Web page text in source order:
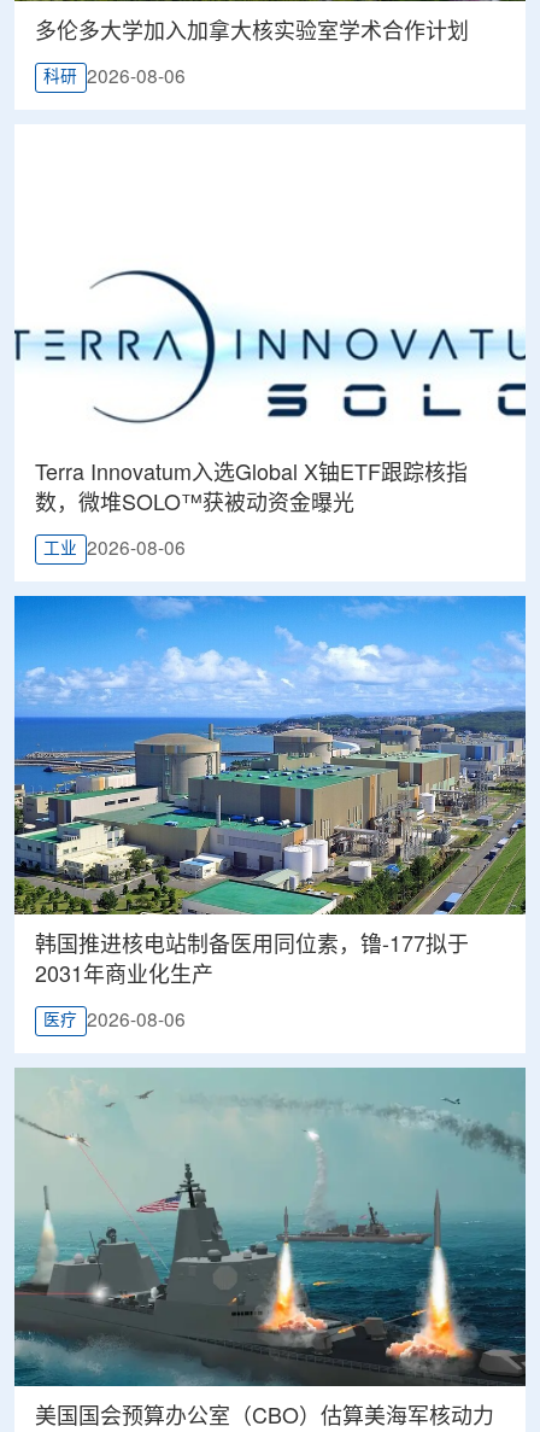
多伦多大学加入加拿大核实验室学术合作计划
科研 2026-08-06
Terra Innovatum入选Global X铀ETF跟踪核指
数，微堆SOLO™获被动资金曝光
工业 2026-08-06
韩国推进核电站制备医用同位素，镥-177拟于
2031年商业化生产
医疗 2026-08-06
美国国会预算办公室（CBO）估算美海军核动力